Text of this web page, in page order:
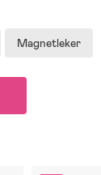
Magnetleker